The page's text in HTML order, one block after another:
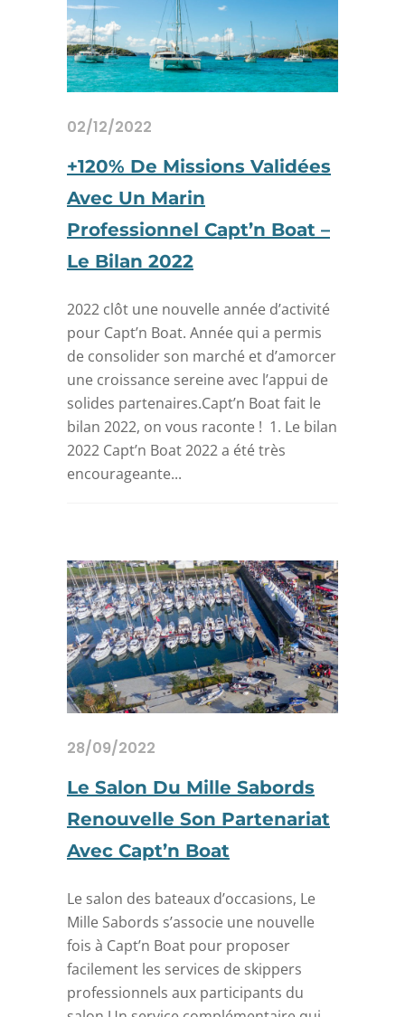
02/12/2022
+120% De Missions Validées
Avec Un Marin
Professionnel Capt’n Boat –
Le Bilan 2022
2022 clôt une nouvelle année d’activité
pour Capt’n Boat. Année qui a permis
de consolider son marché et d’amorcer
une croissance sereine avec l’appui de
solides partenaires.Capt’n Boat fait le
bilan 2022, on vous raconte ! 1. Le bilan
2022 Capt’n Boat 2022 a été très
encourageante...
28/09/2022
Le Salon Du Mille Sabords
Renouvelle Son Partenariat
Avec Capt’n Boat
Le salon des bateaux d’occasions, Le
Mille Sabords s’associe une nouvelle
fois à Capt’n Boat pour proposer
facilement les services de skippers
professionnels aux participants du